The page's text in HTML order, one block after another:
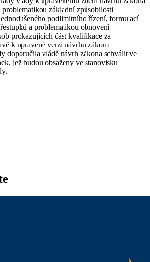
problematikou základní způsobilosti
podlimitního řízení, formulací
a problematikou obnovení
prokazujících část kvalifikace za
k upravené verzi návrhu zákona
doporučila vládě návrh zákona schválit ve
jež budou obsaženy ve stanovisku